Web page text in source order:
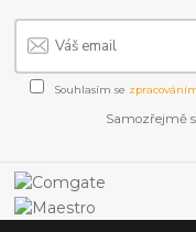
Souhlasím se
Samozřejmě